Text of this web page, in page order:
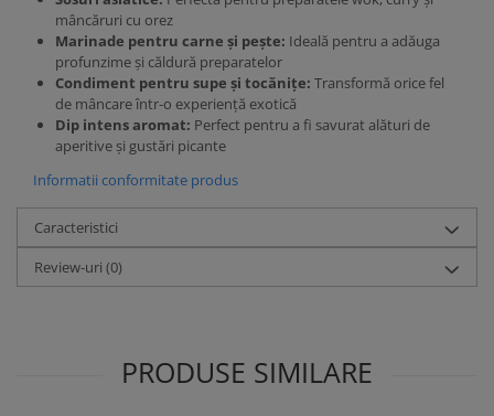
mâncăruri cu orez
Marinade pentru carne și pește: Ideală pentru a adăuga
profunzime și căldură preparatelor
Condiment pentru supe și tocănițe: Transformă orice fel
de mâncare într-o experiență exotică
Dip intens aromat: Perfect pentru a fi savurat alături de
aperitive și gustări picante
Informatii conformitate produs
Caracteristici
Review-uri (0)
PRODUSE SIMILARE